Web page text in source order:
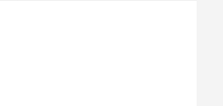
bù lại được thiết kế cửa gió điều hòa đối